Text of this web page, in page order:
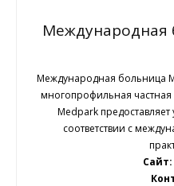
Международная
Международная больница
многопрофильная
Medpark предоставляет
соответствии с
Сайт: